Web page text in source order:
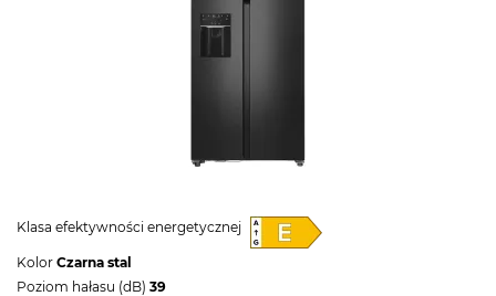
Klasa efektywności energetycznej
Kolor Czarna stal
Poziom hałasu (dB) 39